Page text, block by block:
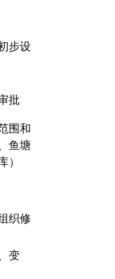
步设
审批
围和
鱼塘
库）
织修
变